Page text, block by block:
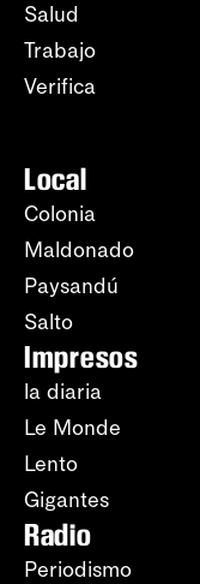
Salud
Trabajo
Verifica
Local
Colonia
Maldonado
Paysandú
Salto
Impresos
la diaria
Le Monde
Lento
Gigantes
Radio
Periodismo